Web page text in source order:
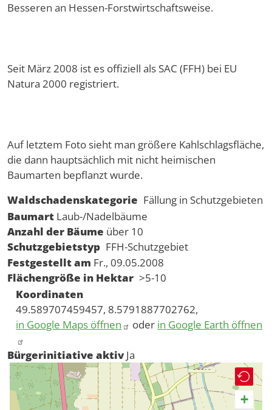
Besseren an Hessen-Forstwirtschaftsweise.
Seit März 2008 ist es offiziell als SAC (FFH) bei EU
Natura 2000 registriert.
Auf letztem Foto sieht man größere Kahlschlagsfläche,
die dann hauptsächlich mit nicht heimischen
Baumarten bepflanzt wurde.
Waldschadenskategorie Fällung in Schutzgebieten
Baumart Laub-/Nadelbäume
Anzahl der Bäume über 10
Schutzgebietstyp FFH-Schutzgebiet
Festgestellt am Fr., 09.05.2008
Flächengröße in Hektar >5-10
Koordinaten
49.589707459457, 8.5791887702762,
in Google Maps öffnen
oder in Google Earth öffnen
Bürgerinitiative aktiv Ja
+